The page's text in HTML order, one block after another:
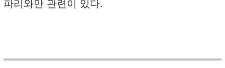
파리와만 관련이 있다.